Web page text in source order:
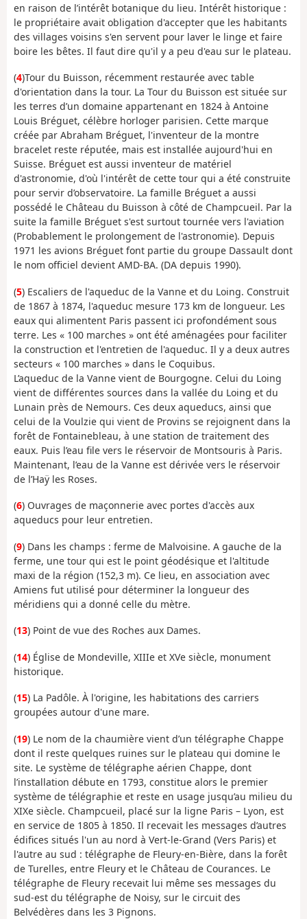
en raison de l’intérêt botanique du lieu. Intérêt historique :
le propriétaire avait obligation d'accepter que les habitants
des villages voisins s'en servent pour laver le linge et faire
boire les bêtes. Il faut dire qu'il y a peu d'eau sur le plateau.
(4)Tour du Buisson, récemment restaurée avec table
d'orientation dans la tour. La Tour du Buisson est située sur
les terres d’un domaine appartenant en 1824 à Antoine
Louis Bréguet, célèbre horloger parisien. Cette marque
créée par Abraham Bréguet, l'inventeur de la montre
bracelet reste réputée, mais est installée aujourd'hui en
Suisse. Bréguet est aussi inventeur de matériel
d'astronomie, d'où l'intérêt de cette tour qui a été construite
pour servir d’observatoire. La famille Bréguet a aussi
possédé le Château du Buisson à côté de Champcueil. Par la
suite la famille Bréguet s'est surtout tournée vers l'aviation
(Probablement le prolongement de l'astronomie). Depuis
1971 les avions Bréguet font partie du groupe Dassault dont
le nom officiel devient AMD-BA. (DA depuis 1990).
(5) Escaliers de l'aqueduc de la Vanne et du Loing. Construit
de 1867 à 1874, l'aqueduc mesure 173 km de longueur. Les
eaux qui alimentent Paris passent ici profondément sous
terre. Les « 100 marches » ont été aménagées pour faciliter
la construction et l'entretien de l'aqueduc. Il y a deux autres
secteurs « 100 marches » dans le Coquibus.
L’aqueduc de la Vanne vient de Bourgogne. Celui du Loing
vient de différentes sources dans la vallée du Loing et du
Lunain près de Nemours. Ces deux aqueducs, ainsi que
celui de la Voulzie qui vient de Provins se rejoignent dans la
forêt de Fontainebleau, à une station de traitement des
eaux. Puis l’eau file vers le réservoir de Montsouris à Paris.
Maintenant, l’eau de la Vanne est dérivée vers le réservoir
de l’Haÿ les Roses.
(6) Ouvrages de maçonnerie avec portes d'accès aux
aqueducs pour leur entretien.
(9) Dans les champs : ferme de Malvoisine. A gauche de la
ferme, une tour qui est le point géodésique et l'altitude
maxi de la région (152,3 m). Ce lieu, en association avec
Amiens fut utilisé pour déterminer la longueur des
méridiens qui a donné celle du mètre.
(13) Point de vue des Roches aux Dames.
(14) Église de Mondeville, XIIIe et XVe siècle, monument
historique.
(15) La Padôle. À l'origine, les habitations des carriers
groupées autour d'une mare.
(19) Le nom de la chaumière vient d’un télégraphe Chappe
dont il reste quelques ruines sur le plateau qui domine le
site. Le système de télégraphe aérien Chappe, dont
l’installation débute en 1793, constitue alors le premier
système de télégraphie et reste en usage jusqu’au milieu du
XIXe siècle. Champcueil, placé sur la ligne Paris – Lyon, est
en service de 1805 à 1850. Il recevait les messages d’autres
édifices situés l'un au nord à Vert-le-Grand (Vers Paris) et
l'autre au sud : télégraphe de Fleury-en-Bière, dans la forêt
de Turelles, entre Fleury et le Château de Courances. Le
télégraphe de Fleury recevait lui même ses messages du
sud-est du télégraphe de Noisy, sur le circuit des
Belvédères dans les 3 Pignons.